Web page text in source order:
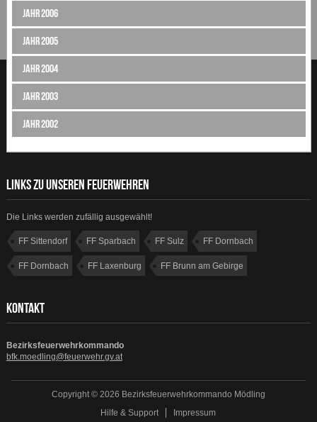
Jahr 2006
Jahr 2005
Jahr 2004
Jahr 2003
Jahr 2002
LINKS ZU UNSEREN FEUERWEHREN
Die Links werden zufällig ausgewählt!
FF Sittendorf FF Sparbach FF Sulz FF Dornbach
FF Dornbach FF Laxenburg FF Brunn am Gebirge
KONTAKT
Bezirksfeuerwehrkommando
bfk.moedling@feuerwehr.gv.at
Copyright © 2026 Bezirksfeuerwehrkommando Mödling
Hilfe & Support
Impressum